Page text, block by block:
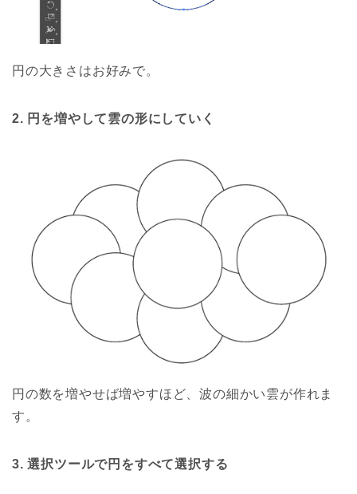
円の大きさはお好みで。
2. 円を増やして雲の形にしていく
円の数を増やせば増やすほど、波の細かい雲が作れま
す。
3. 選択ツールで円をすべて選択する